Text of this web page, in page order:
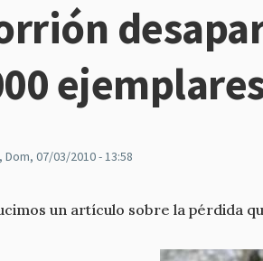
, Dom, 07/03/2010 - 13:58
un artículo sobre la pérdida